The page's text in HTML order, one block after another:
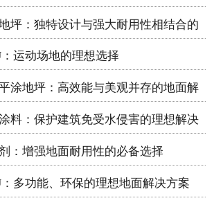
坪：独特设计与强大耐用性相结合的
运动场地的理想选择
涂地坪：高效能与美观并存的地面解
料：保护建筑免受水侵害的理想解决
：增强地面耐用性的必备选择
多功能、环保的理想地面解决方案